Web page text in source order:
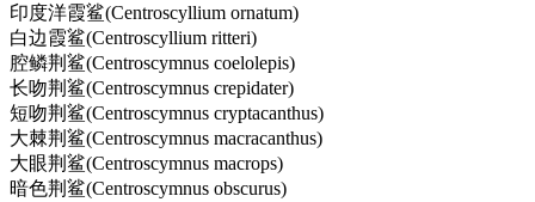
印度洋霞鲨(Centroscyllium ornatum)
白边霞鲨(Centroscyllium ritteri)
腔鳞荆鲨(Centroscymnus coelolepis)
长吻荆鲨(Centroscymnus crepidater)
短吻荆鲨(Centroscymnus cryptacanthus)
大棘荆鲨(Centroscymnus macracanthus)
大眼荆鲨(Centroscymnus macrops)
暗色荆鲨(Centroscymnus obscurus)